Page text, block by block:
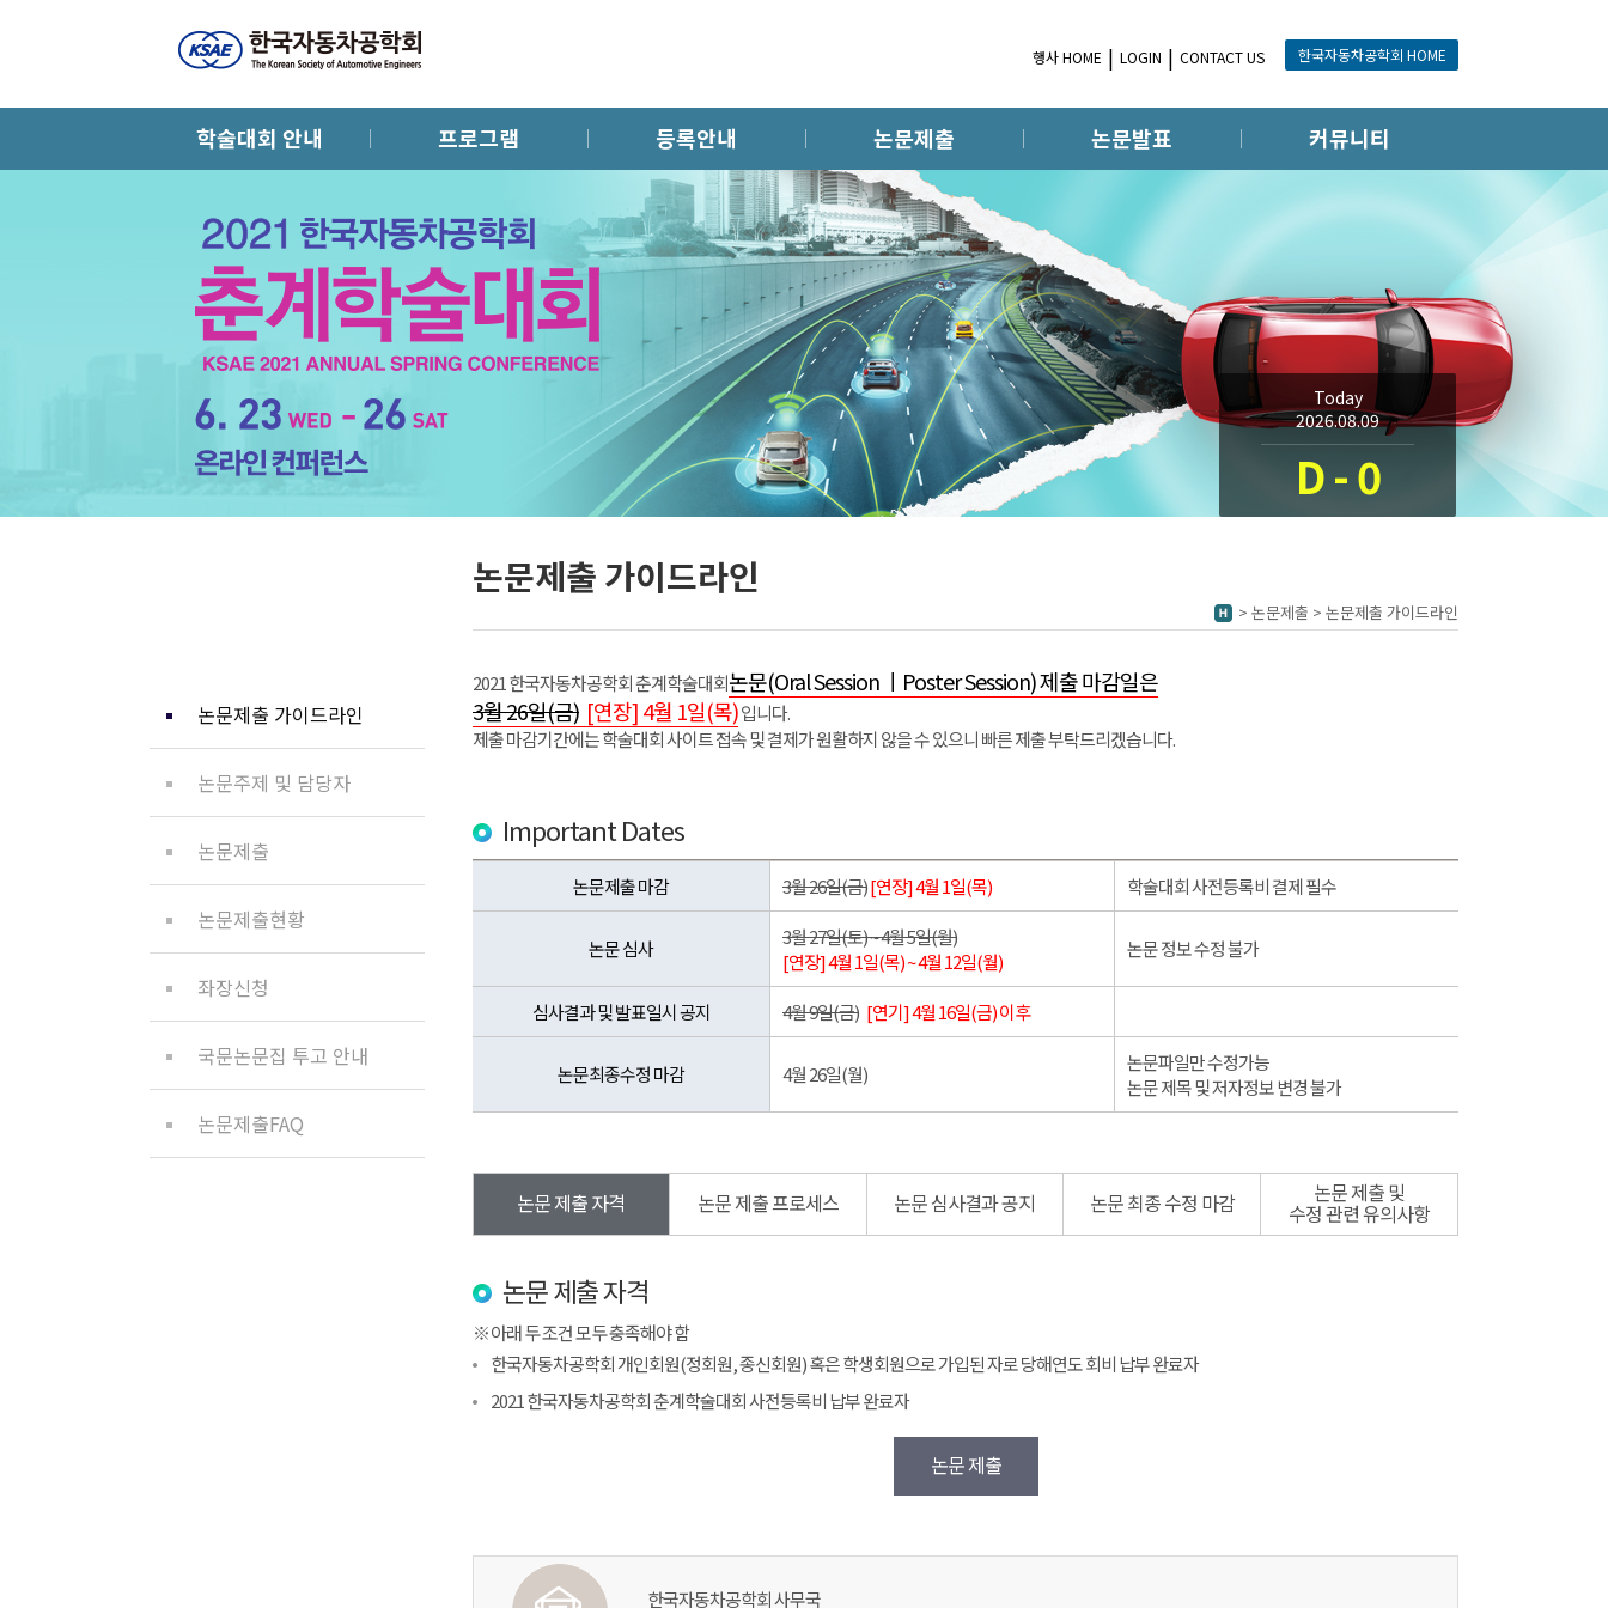
학술대회 안내 프로그램 등록안내 논문제출 논문발표 커뮤니티
행사 HOME LOGIN CONTACT US 한국자동차공학회 HOME
Today
2026.08.09
D - 0
논문제출 가이드라인
> 논문제출 > 논문제출 가이드라인
논문제출 가이드라인
논문주제 및 담당자
논문제출
논문제출현황
좌장신청
국문논문집 투고 안내
논문제출FAQ
2021 한국자동차공학회 춘계학술대회논문(Oral Session ㅣPoster Session) 제출 마감일은
3월 26일(금) [연장] 4월 1일(목)입니다.
제출 마감기간에는 학술대회 사이트 접속 및 결제가 원활하지 않을 수 있으니 빠른 제출 부탁드리겠습니다.
Important Dates
논문제출 마감 3월 26일(금)[연장] 4월 1일(목) 학술대회 사전등록비 결제 필수
논문 심사
3월 27일(토) ~ 4월 5일(월)
[연장] 4월 1일(목) ~ 4월 12일(월)
논문 정보 수정 불가
심사결과 및 발표일시 공지 4월 9일(금) [연기] 4월 16일(금) 이후
논문최종수정 마감 4월 26일(월)
논문파일만 수정가능
논문 제목 및 저자정보 변경 불가
논문 제출 자격 논문 제출 프로세스 논문 심사결과 공지 논문 최종 수정 마감 논문 제출 및
수정 관련 유의사항
논문 제출 자격
아래 두 조건 모두 충족해야 함
한국자동차공학회 개인회원(정회원, 종신회원) 혹은 학생회원으로 가입된 자로 당해연도 회비 납부 완료자
2021 한국자동차공학회 춘계학술대회 사전등록비 납부 완료자
논문 제출
한국자동차공학회 사무국